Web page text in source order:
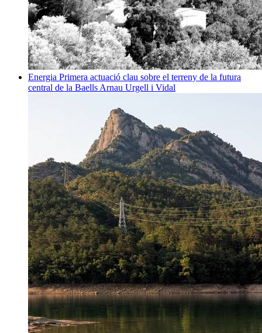
Energia Primera actuació clau sobre el terreny de la futura
central de la Baells Arnau Urgell i Vidal